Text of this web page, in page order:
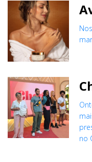
no